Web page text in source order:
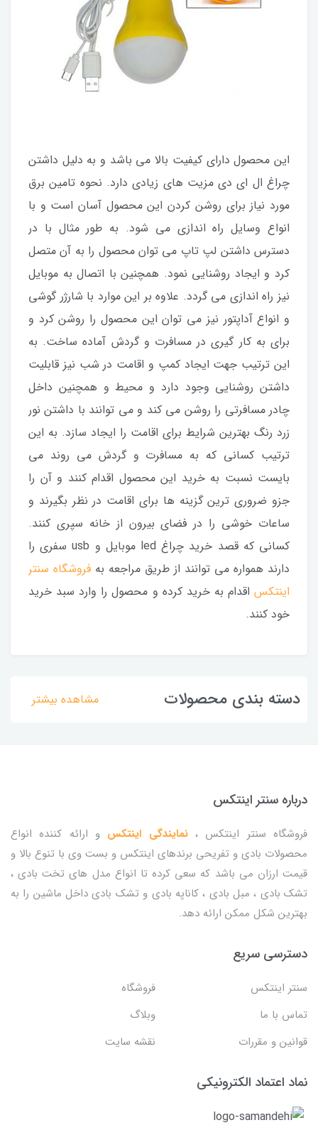
این محصول دارای کیفیت بالا می باشد و به دلیل داشتن
چراغ ال ای دی مزیت های زیادی دارد. نحوه تامین برق
مورد نیاز برای روشن کردن این محصول آسان است و با
انواع وسایل راه اندازی می شود. به طور مثال با در
دسترس داشتن لپ تاپ می توان محصول را به آن متصل
کرد و ایجاد روشنایی نمود. همچنین با اتصال به موبایل
نیز راه اندازی می گردد. علاوه بر این موارد با شارژر گوشی
و انواع آداپتور نیز می توان این محصول را روشن کرد و
برای به کار گیری در مسافرت و گردش آماده ساخت. به
این ترتیب جهت ایجاد کمپ و اقامت در شب نیز قابلیت
داشتن روشنایی وجود دارد و محیط و همچنین داخل
چادر مسافرتی را روشن می کند و می توانند با داشتن نور
زرد رنگ بهترین شرایط برای اقامت را ایجاد سازد. به این
ترتیب کسانی که به مسافرت و گردش می روند می
بایست نسبت به خرید این محصول اقدام کنند و آن را
جزو ضروری ترین گزینه ها برای اقامت در نظر بگیرند و
ساعات خوشی را در فضای بیرون از خانه سپری کنند.
کسانی که قصد خرید چراغ led موبایل و usb سفری را
دارند همواره می توانند از طریق مراجعه به فروشگاه سنتر
اینتکس اقدام به خرید کرده و محصول را وارد سبد خرید
خود کنند.
دسته بندی محصولات مشاهده بیشتر
درباره سنتر اینتکس
فروشگاه سنتر اینتکس ،نمایندگی اینتکس و ارائه کننده انواع
محصولات بادی و تفریحی برندهای اینتکس و بست وی با تنوع بالا و
قیمت ارزان می باشد که سعی کرده تا انواع مدل های تخت بادی ،
تشک بادی ، مبل بادی ، کاناپه بادی و تشک بادی داخل ماشین را به
بهترین شکل ممکن ارائه دهد.
دسترسی سریع
سنتر اینتکس
فروشگاه
تماس با ما
وبلاگ
قوانین و مقررات
نقشه سایت
نماد اعتماد الکترونیکی